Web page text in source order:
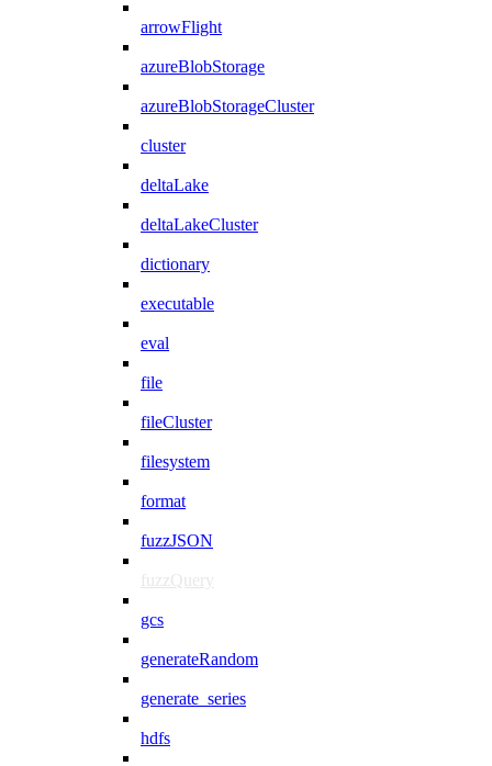
arrowFlight
azureBlobStorage
azureBlobStorageCluster
cluster
deltaLake
deltaLakeCluster
dictionary
executable
eval
file
fileCluster
filesystem
format
fuzzJSON
fuzzQuery
gcs
generateRandom
generate_series
hdfs